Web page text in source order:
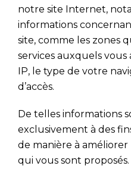
notre site Internet,
informations
site, comme les zones
services auxquels vous
IP, le type de votre
d’accès.
De telles informations
exclusivement à des
de manière à améliorer
qui vous sont